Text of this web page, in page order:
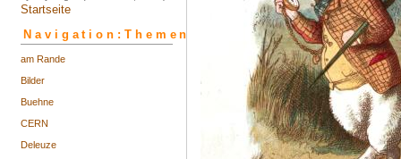
Startseite
Navigation:Themen
am Rande
Bilder
Buehne
CERN
Deleuze